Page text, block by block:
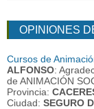
OPINIONES
Cursos de
ALFONSO:
de ANIMACIÓN
Provincia:
Ciudad: SEGURO